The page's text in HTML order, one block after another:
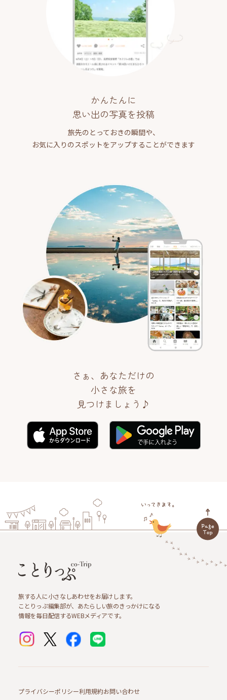
かんたんに
思い出の写真を投稿
旅先のとっておきの瞬間や、
お気に入りのスポットをアップすることができます
さぁ、あなただけの
小さな旅を
見つけましょう♪
旅する人に小さなしあわせをお届けします。
ことりっぷ編集部が、あたらしい旅のきっかけになる
情報を毎日配信するWEBメディアです。
プライバシーポリシー利用規約お問い合わせ